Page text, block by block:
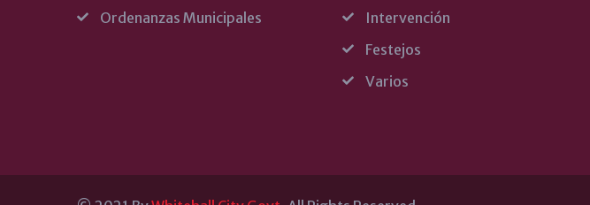
Ordenanzas Municipales
Intervención
Festejos
Varios